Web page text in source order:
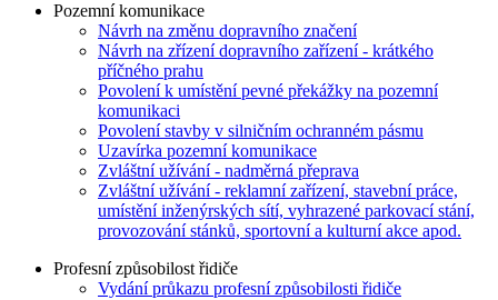
Pozemní komunikace
Návrh na změnu dopravního značení
Návrh na zřízení dopravního zařízení - krátkého
příčného prahu
Povolení k umístění pevné překážky na pozemní
komunikaci
Povolení stavby v silničním ochranném pásmu
Uzavírka pozemní komunikace
Zvláštní užívání - nadměrná přeprava
Zvláštní užívání - reklamní zařízení, stavební práce,
umístění inženýrských sítí, vyhrazené parkovací stání,
provozování stánků, sportovní a kulturní akce apod.
Profesní způsobilost řidiče
Vydání průkazu profesní způsobilosti řidiče